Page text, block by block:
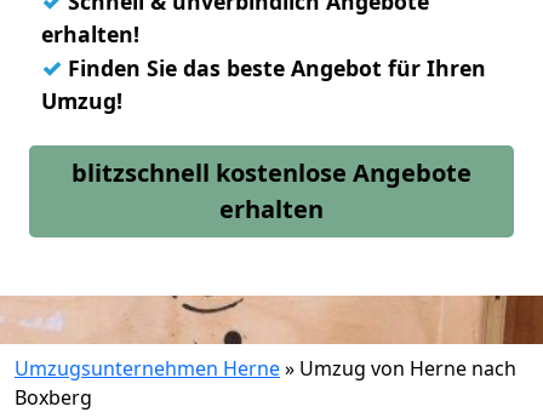
erhalten!
✓ Finden Sie das beste Angebot für Ihren
Umzug!
blitzschnell kostenlose Angebote
erhalten
Umzugsunternehmen Herne» Umzug von Herne nach
Boxberg